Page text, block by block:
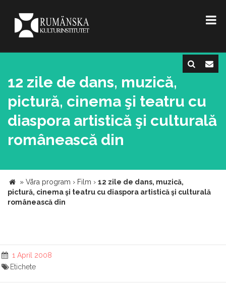
12 zile de dans, muzică,
pictură, cinema şi teatru cu
diaspora artistică şi culturală
românească din
» Våra program › Film › 12 zile de dans, muzică,
pictură, cinema şi teatru cu diaspora artistică şi culturală
românească din
1 April 2008
Etichete